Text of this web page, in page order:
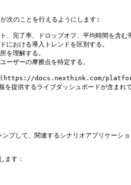
次のことを行えるようにします:
完了率、ドロップオフ、平均時間を含む
おける導入トレンドを区別する。
を理解する。
ザーの摩擦点を特定する。
docs.nexthink.com/
を提供するライブダッシュボードが含ま
して、関連するシナリオアプリケーショ
ます：